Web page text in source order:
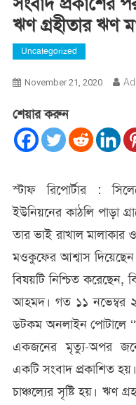
ঋণ গ্রহীতার ঋণ
Uncategorized
November 21, 2020
শেয়ার করুন
স্টাফ রিপোর্টার :
ইউনিয়নের কাঠলি পাড়া
তার ভাই রাখাল
মওকুফের আশ্বাস দিয়েছেন
বিষয়টি নিশ্চিত করেছেন,
আহমদ। গত ১১ নভেম্বর
ডটকম অনলাইন পোটালে
একজনের মৃত্যু-অপর
একটি সংবাদ প্রকাশিত
চাঞ্চল্যের সৃষ্টি হয়। ঋণ